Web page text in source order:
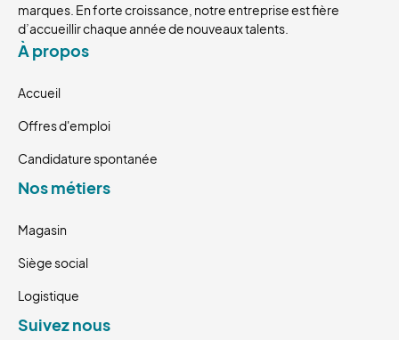
marques. En forte croissance, notre entreprise est fière
d’accueillir chaque année de nouveaux talents.
À propos
Accueil
Offres d'emploi
Candidature spontanée
Nos métiers
Magasin
Siège social
Logistique
Suivez nous